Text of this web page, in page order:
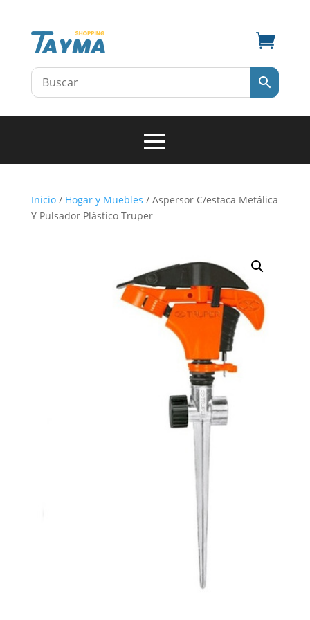

Inicio/ Hogar y Muebles / Aspersor C/estaca Metálica
Y Pulsador Plástico Truper